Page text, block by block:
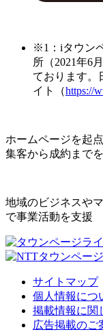
※1：iタウン
所（2021年6
ております。
イト（https://
ホームページを起
集客から成約まで
地域のビジネスや
で事業活動を支援
サイトマップ
個人情報につ
掲載情報に関
広告掲載のご